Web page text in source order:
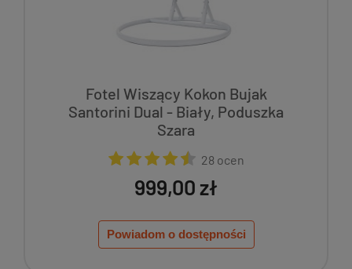
Fotel Wiszący Kokon Bujak
Santorini Dual - Biały, Poduszka
Szara
28 ocen
999,00 zł
Powiadom o dostępności